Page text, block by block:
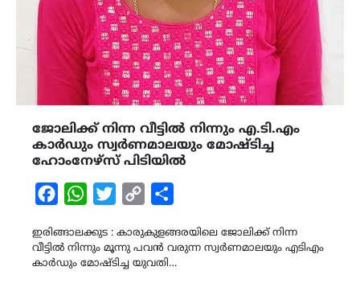
ജോലിക്ക് നിന്ന വീട്ടിൽ നിന്നും എ.ടി.എം
കാർഡും സ്വർണമാലയും മോഷ്ടിച്ച
ഹോംനേഴ്സ് പിടിയിൽ
FacebookWhatsAppTwitterCopy
ഇരിങ്ങാലക്കുട : കാരുകുളങ്ങരയിലെ ജോലിക്ക് നിന്ന
വീട്ടിൽ നിന്നും മൂന്നു പവൻ വരുന്ന സ്വർണമാലയും എടിഎം
കാർഡും മോഷ്ടിച്ച യുവതി…